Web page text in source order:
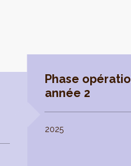
Phase
année 2
2025